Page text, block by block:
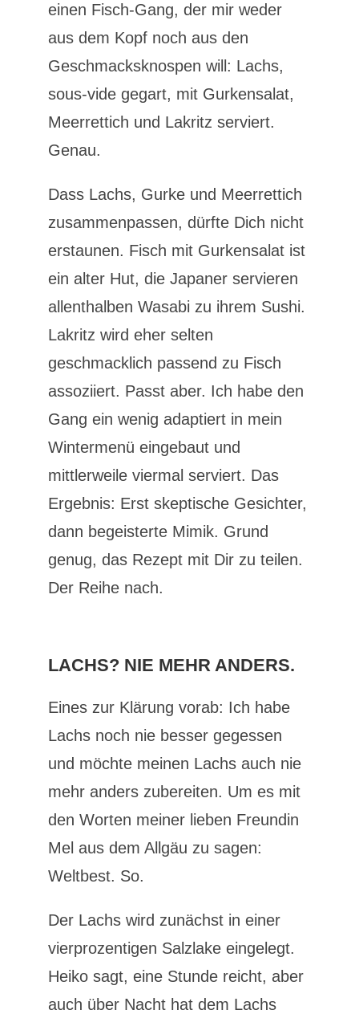
einen Fisch-Gang, der mir weder
aus dem Kopf noch aus den
Geschmacksknospen will: Lachs,
sous-vide gegart, mit Gurkensalat,
Meerrettich und Lakritz serviert.
Genau.
Dass Lachs, Gurke und Meerrettich
zusammenpassen, dürfte Dich nicht
erstaunen. Fisch mit Gurkensalat ist
ein alter Hut, die Japaner servieren
allenthalben Wasabi zu ihrem Sushi.
Lakritz wird eher selten
geschmacklich passend zu Fisch
assoziiert. Passt aber. Ich habe den
Gang ein wenig adaptiert in mein
Wintermenü eingebaut und
mittlerweile viermal serviert. Das
Ergebnis: Erst skeptische Gesichter,
dann begeisterte Mimik. Grund
genug, das Rezept mit Dir zu teilen.
Der Reihe nach.
LACHS? NIE MEHR ANDERS.
Eines zur Klärung vorab: Ich habe
Lachs noch nie besser gegessen
und möchte meinen Lachs auch nie
mehr anders zubereiten. Um es mit
den Worten meiner lieben Freundin
Mel aus dem Allgäu zu sagen:
Weltbest. So.
Der Lachs wird zunächst in einer
vierprozentigen Salzlake eingelegt.
Heiko sagt, eine Stunde reicht, aber
auch über Nacht hat dem Lachs